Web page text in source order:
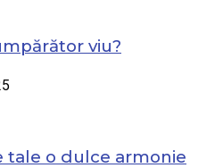
viu?
tale o dulce armonie